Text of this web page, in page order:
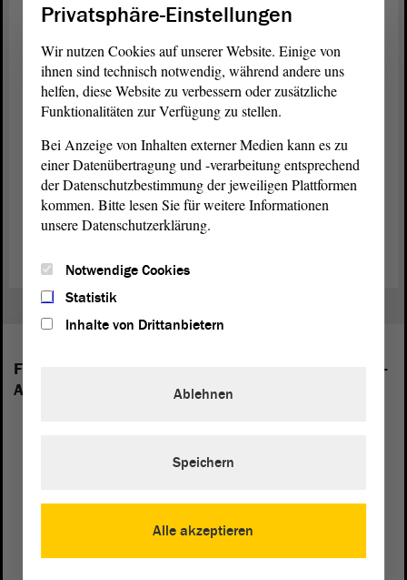
„Die Zeit ist reif! Entdeckungsreise mit Fritzi“
Vom 9. November bis 18. Dezember 2020 bietet die Gedenkstätte
außerdem Schülerprojekttage mit dem Titel „Die Zeit ist reif!
Entdeckungsreise mit Fritzi“ an. Schülerinnen und Schüler der
Klassenstufen 5 bis 8 lernen mit der Vorführung des
Animationsfilmes „Fritzi – Eine Wendewundergeschichte“ und
einem anschließenden Workshop die Geschichte der deutschen
Teilung sowie der friedlichen Revolution in der DDR kennen. Die
Teilnahme ist kostenfrei. Weitere Informationen zum Programm
sowie der Anmeldung erhalten Interessenten unter
www.erinnern.org oder per Telefon unter 039406 9209-12.
Folgende Fraktionen sind im Landtag von Sachsen-
Anhalt vertreten:
Privatsphäre-Einstellungen
Wir nutzen Cookies auf unserer Website. Einige von
ihnen sind technisch notwendig, während andere uns
helfen, diese Website zu verbessern oder zusätzliche
Funktionalitäten zur Verfügung zu stellen.
Bei Anzeige von Inhalten externer Medien kann es zu
einer Datenübertragung und -verarbeitung entsprechend
der Datenschutzbestimmung der jeweiligen Plattformen
kommen. Bitte lesen Sie für weitere Informationen
unsere Datenschutzerklärung.
Notwendige Cookies
Statistik
Inhalte von Drittanbietern
Alle akzeptieren
Ablehnen
Speichern